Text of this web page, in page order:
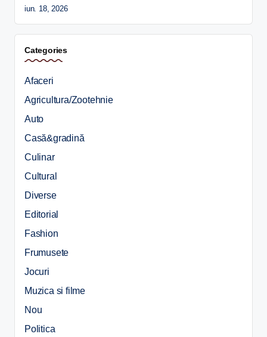
iun. 18, 2026
Categories
Afaceri
Agricultura/Zootehnie
Auto
Casă&gradină
Culinar
Cultural
Diverse
Editorial
Fashion
Frumusete
Jocuri
Muzica si filme
Nou
Politica